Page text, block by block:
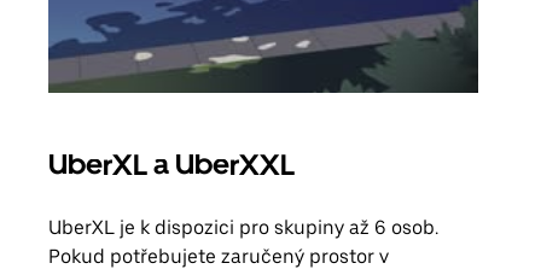
UberXL a UberXXL
UberXL je k dispozici pro skupiny až 6 osob.
Pokud potřebujete zaručený prostor v